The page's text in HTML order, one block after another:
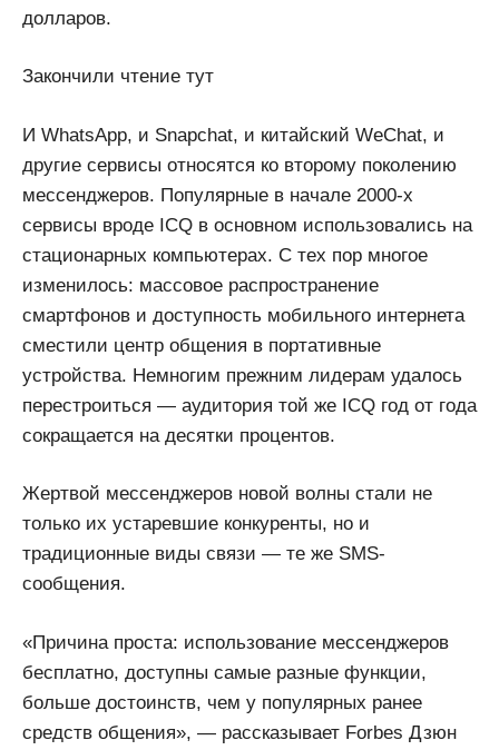
долларов.
Закончили чтение тут
И WhatsApp, и Snapchat, и китайский WeChat, и
другие сервисы относятся ко второму поколению
мессенджеров. Популярные в начале 2000-х
сервисы вроде ICQ в основном использовались на
стационарных компьютерах. С тех пор многое
изменилось: массовое распространение
смартфонов и доступность мобильного интернета
сместили центр общения в портативные
устройства. Немногим прежним лидерам удалось
перестроиться — аудитория той же ICQ год от года
сокращается на десятки процентов.
Жертвой мессенджеров новой волны стали не
только их устаревшие конкуренты, но и
традиционные виды связи — те же SMS-
сообщения.
«Причина проста: использование мессенджеров
бесплатно, доступны самые разные функции,
больше достоинств, чем у популярных ранее
средств общения», — рассказывает Forbes Дзюн